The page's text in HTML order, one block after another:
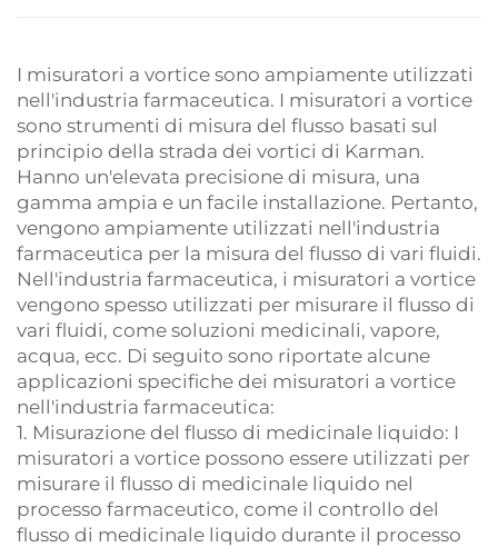
I misuratori a vortice sono ampiamente utilizzati
nell'industria farmaceutica. I misuratori a vortice
sono strumenti di misura del flusso basati sul
principio della strada dei vortici di Karman.
Hanno un'elevata precisione di misura, una
gamma ampia e un facile installazione. Pertanto,
vengono ampiamente utilizzati nell'industria
farmaceutica per la misura del flusso di vari fluidi.
Nell'industria farmaceutica, i misuratori a vortice
vengono spesso utilizzati per misurare il flusso di
vari fluidi, come soluzioni medicinali, vapore,
acqua, ecc. Di seguito sono riportate alcune
applicazioni specifiche dei misuratori a vortice
nell'industria farmaceutica:
1. Misurazione del flusso di medicinale liquido: I
misuratori a vortice possono essere utilizzati per
misurare il flusso di medicinale liquido nel
processo farmaceutico, come il controllo del
flusso di medicinale liquido durante il processo